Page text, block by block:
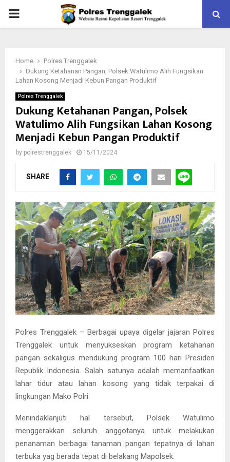
PRIMARY
Home
Polres Trenggalek
Dukung Ketahanan Pangan, Polsek Watulimo Alih Fungsikan
Lahan Kosong Menjadi Kebun Pangan Produktif
Polres Trenggalek
Dukung Ketahanan Pangan, Polsek
Watulimo Alih Fungsikan Lahan Kosong
Menjadi Kebun Pangan Produktif
by polrestrenggalek 15/11/2024
SHARE
Polres Trenggalek – Berbagai upaya digelar jajaran Polres
Trenggalek untuk menyukseskan program ketahanan
pangan sekaligus mendukung program 100 hari Presiden
Republik Indonesia. Salah satunya adalah memanfaatkan
lahar tidur atau lahan kosong yang tidak terpakai di
lingkungan Mako Polri.
Menindaklanjuti hal tersebut, Polsek Watulimo
menggerakkan seluruh anggotanya untuk melakukan
penanaman berbagai tanaman pangan tepatnya di lahan
terbuka yag berada tepat di belakang Mapolsek.